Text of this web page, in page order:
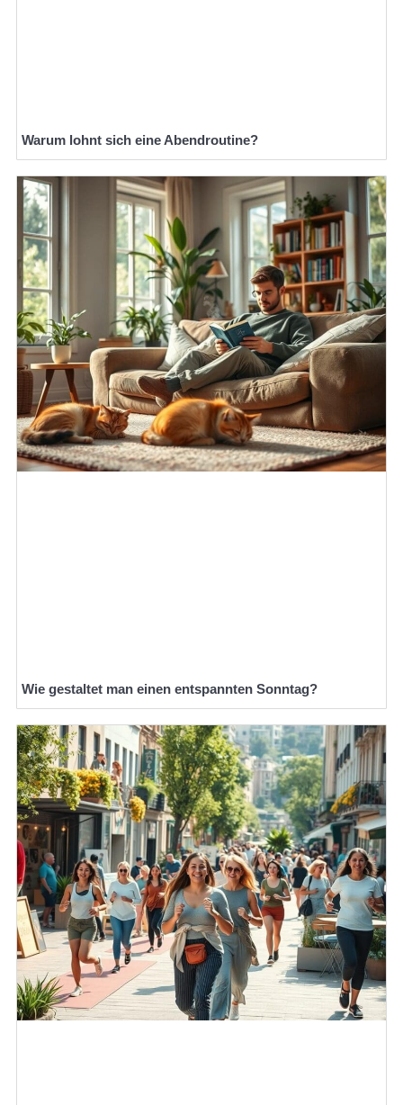
Warum lohnt sich eine Abendroutine?
Wie gestaltet man einen entspannten Sonntag?